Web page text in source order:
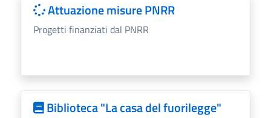
Attuazione misure PNRR
Progetti finanziati dal PNRR
Biblioteca "La casa del fuorilegge"